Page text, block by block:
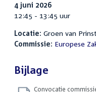
4 juni 2026
12:45 - 13:45 uur
Locatie: Groen van
Commissie: Europese
Bijlage
Convocatie